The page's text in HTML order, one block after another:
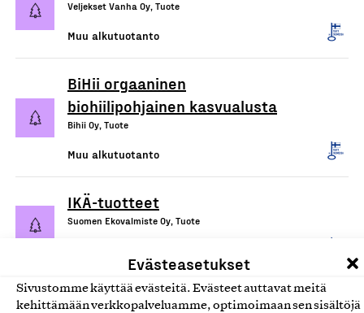
Evästeasetukset
Sivustomme käyttää evästeitä. Evästeet auttavat meitä
kehittämään verkkopalveluamme, optimoimaan sen sisältöjä
Veljekset Vanha Oy, Tuote
Muu alkutuotanto
BiHii orgaaninen
biohiilipohjainen kasvualusta
Bihii Oy, Tuote
Muu alkutuotanto
IKÄ-tuotteet
Suomen Ekovalmiste Oy, Tuote